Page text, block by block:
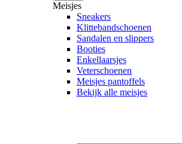
Meisjes
Sneakers
Klittebandschoenen
Sandalen en slippers
Booties
Enkellaarsjes
Veterschoenen
Meisjes pantoffels
Bekijk alle meisjes